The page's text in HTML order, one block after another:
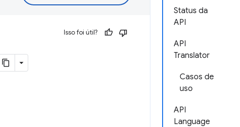
Status da
API
API
Translator
Casos de
uso
API
Language
Isso foi útil?